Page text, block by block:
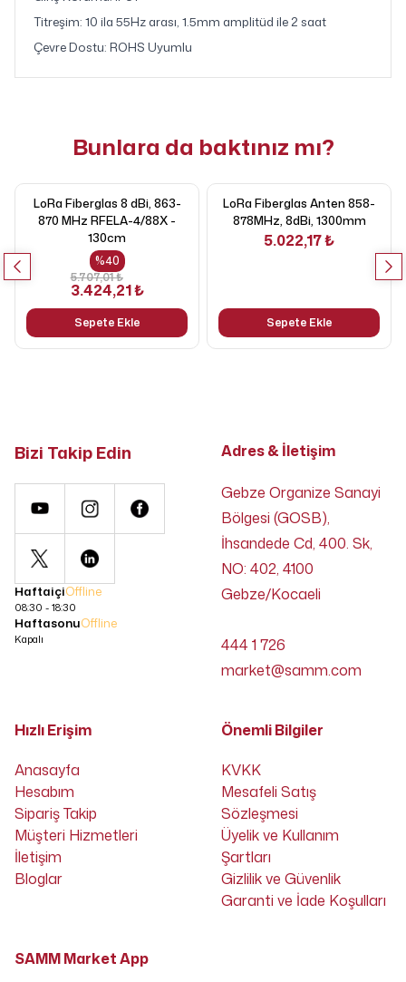
Titreşim: 10 ila 55Hz arası, 1.5mm amplitüd ile 2 saat
Çevre Dostu: ROHS Uyumlu
Bunlara da baktınız mı?
LoRa Fiberglas 8 dBi, 863-
870 MHz RFELA-4/88X -
130cm
%40
5.707,01 ₺
3.424,21 ₺
Sepete Ekle
LoRa Fiberglas Anten 858-
878MHz, 8dBi, 1300mm
5.022,17 ₺
Sepete Ekle
Bizi Takip Edin
HaftaiçiOffline
08:30 - 18:30
HaftasonuOffline
Kapalı
Adres & İletişim
Gebze Organize Sanayi
Bölgesi (GOSB),
İhsandede Cd, 400. Sk,
NO: 402, 4100
Gebze/Kocaeli
444 1 726
market@samm.com
Hızlı Erişim
Anasayfa
Hesabım
Sipariş Takip
Müşteri Hizmetleri
İletişim
Bloglar
Önemli Bilgiler
KVKK
Mesafeli Satış
Sözleşmesi
Üyelik ve Kullanım
Şartları
Gizlilik ve Güvenlik
Garanti ve İade Koşulları
SAMM Market App